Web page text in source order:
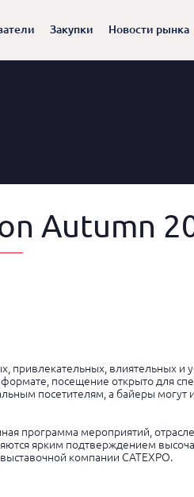
Закупки Новости рынка
Autumn
привлекательных, влиятельных и
посещение открыто для
посетителям, а байеры могут
программа мероприятий,
ярким подтверждением
компании CATEXPO.